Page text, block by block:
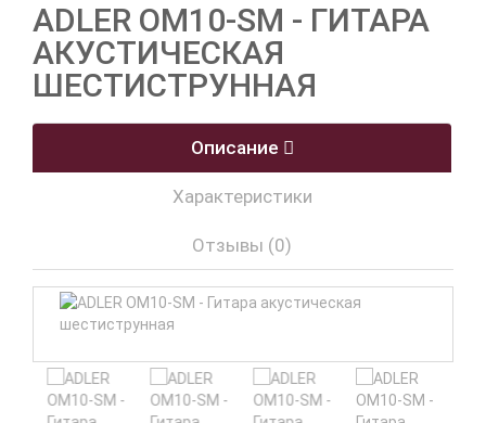
ADLER OM10-SM - ГИТАРА
АКУСТИЧЕСКАЯ
ШЕСТИСТРУННАЯ
Описание
Характеристики
Отзывы (0)